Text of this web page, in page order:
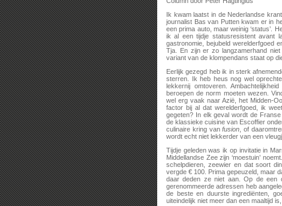
Ik kwam laatst in de Nederlandse
journalist Bas van Putten kwam er in
een prima auto, maar weinig ‘status’.
ik al een tijdje statusresistent avant
gastronomie, bejubeld werelderfgoed
Tja. En zijn er zo langzamerhand
variant van de klompendans staat op
Eerlijk gezegd heb ik in sterk
sterren. Ik heb heus nog wel
lekkernij omtoveren.
beroepen de norm moeten wezen.
wel erg vaak naar Azië, het Midden-
factor bij al dat werelderfgoed, ik
gegeten? In elk geval wordt de
de klassieke cuisine van Escoffier
culinaire kring vanfusion , of
wordt echt niet lekkerder van een
Tijdje geleden was ik op invitatie in
Middellandse Zee zijn ‘moestuin’
schelpdieren, zeewier en dat soort
vergde € 100. Prima gepeuzeld, maar
daar deden ze niet aan. Op de een
gerenommeerde adressen heb
de beste en duurste ingrediënten,
uiteindelijk niet meer dan een maaltijd